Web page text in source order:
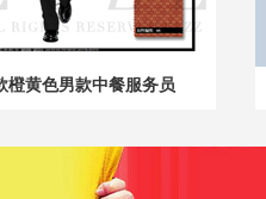
橙黄色男款中餐服务员